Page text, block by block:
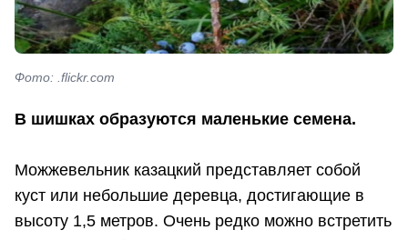
Фото: .flickr.com
В шишках образуются маленькие семена.
Можжевельник казацкий представляет собой
куст или небольшие деревца, достигающие в
высоту 1,5 метров. Очень редко можно встретить